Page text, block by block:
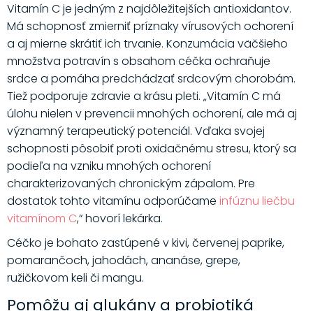
Vitamín C je jedným z najdôležitejších antioxidantov.
Má schopnosť zmierniť príznaky vírusových ochorení
a aj mierne skrátiť ich trvanie. Konzumácia väčšieho
množstva potravín s obsahom céčka ochraňuje
srdce a pomáha predchádzať srdcovým chorobám.
Tiež podporuje zdravie a krásu pleti. „Vitamín C má
úlohu nielen v prevencii mnohých ochorení, ale má aj
významný terapeutický potenciál. Vďaka svojej
schopnosti pôsobiť proti oxidačnému stresu, ktorý sa
podieľa na vzniku mnohých ochorení
charakterizovaných chronickým zápalom. Pre
dostatok tohto vitamínu odporúčame infúznu liečbu
vitamínom C,“ hovorí lekárka.
Céčko je bohato zastúpené v kivi, červenej paprike,
pomarančoch, jahodách, ananáse, grepe,
ružičkovom keli či mangu.
Pomôžu aj glukány a probiotiká